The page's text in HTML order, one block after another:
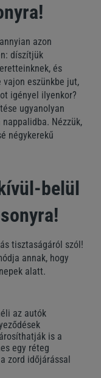
azon
díszítjük
és
eszünkbe jut,
igényel ilyenkor?
ugyanolyan
Nézzük,
négykerekű
belül
tisztaságáról szól!
annak, hogy
alatt.
az autók
is a
egy réteg
zord időjárással